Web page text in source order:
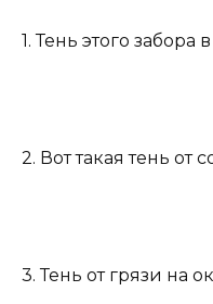
1. Тень этого
2. Вот такая тень от
3. Тень от грязи на